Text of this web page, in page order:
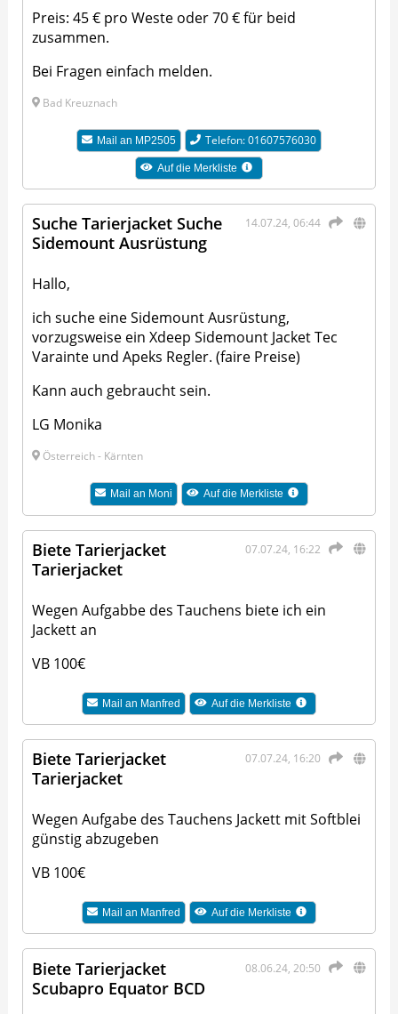
Preis: 45 € pro Weste oder 70 € für beid
zusammen.
Bei Fragen einfach melden.
Bad Kreuznach
Mail an MP2505 Telefon: 01607576030
Auf die Merkliste
14.07.24, 06:44
Suche Tarierjacket Suche
Sidemount Ausrüstung
Hallo,
ich suche eine Sidemount Ausrüstung,
vorzugsweise ein Xdeep Sidemount Jacket Tec
Varainte und Apeks Regler. (faire Preise)
Kann auch gebraucht sein.
LG Monika
Österreich - Kärnten
Mail an Moni Auf die Merkliste
07.07.24, 16:22
Biete Tarierjacket
Tarierjacket
Wegen Aufgabbe des Tauchens biete ich ein
Jackett an
VB 100€
Mail an Manfred Auf die Merkliste
07.07.24, 16:20
Biete Tarierjacket
Tarierjacket
Wegen Aufgabe des Tauchens Jackett mit Softblei
günstig abzugeben
VB 100€
Mail an Manfred Auf die Merkliste
08.06.24, 20:50
Biete Tarierjacket
Scubapro Equator BCD